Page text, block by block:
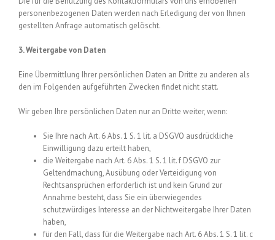
personenbezogenen Daten werden nach Erledigung der von Ihnen
gestellten Anfrage automatisch gelöscht.
3. Weitergabe von Daten
Eine Übermittlung Ihrer persönlichen Daten an Dritte zu anderen als
den im Folgenden aufgeführten Zwecken findet nicht statt.
Wir geben Ihre persönlichen Daten nur an Dritte weiter, wenn:
Sie Ihre nach Art. 6 Abs. 1 S. 1 lit. a DSGVO ausdrückliche
Einwilligung dazu erteilt haben,
die Weitergabe nach Art. 6 Abs. 1 S. 1 lit. f DSGVO zur
Geltendmachung, Ausübung oder Verteidigung von
Rechtsansprüchen erforderlich ist und kein Grund zur
Annahme besteht, dass Sie ein überwiegendes
schutzwürdiges Interesse an der Nichtweitergabe Ihrer Daten
haben,
für den Fall, dass für die Weitergabe nach Art. 6 Abs. 1 S. 1 lit. c